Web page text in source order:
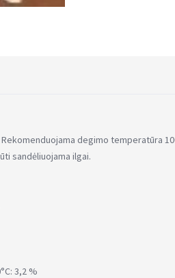
degimo temperatūra
sandėliuojama ilgai.
3,2 %